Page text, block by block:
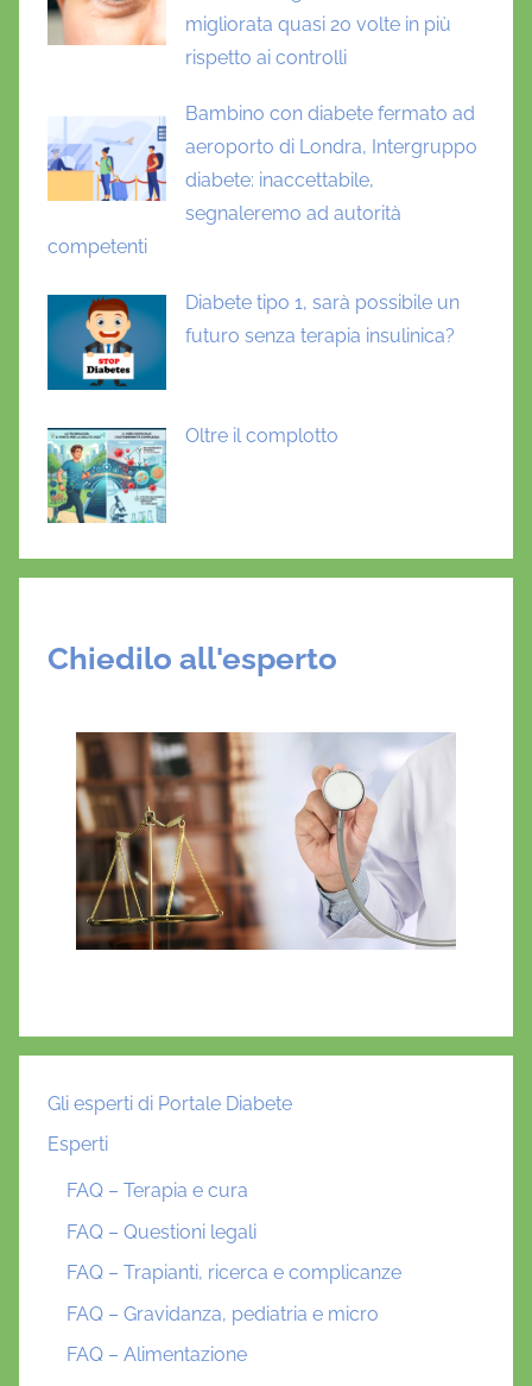
i
c
e
,
a
o
o
B
a
r
migliorata quasi 20 volte in più
rispetto ai controlli
Bambino con diabete fermato ad
aeroporto di Londra, Intergruppo
diabete: inaccettabile,
segnaleremo ad autorità
competenti
Diabete tipo 1, sarà possibile un
futuro senza terapia insulinica?
Oltre il complotto
Chiedilo all'esperto
Gli esperti di Portale Diabete
Esperti
FAQ – Terapia e cura
FAQ – Questioni legali
FAQ – Trapianti, ricerca e complicanze
FAQ – Gravidanza, pediatria e micro
FAQ – Alimentazione